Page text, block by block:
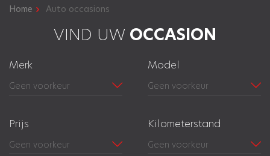
Home Auto occasions
VIND UW OCCASION
Merk Model
Prijs Kilometerstand